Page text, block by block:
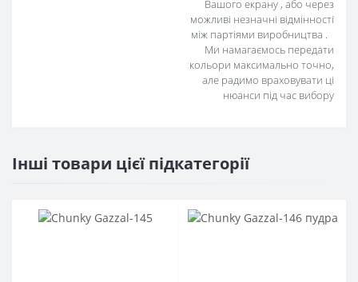
Вашого екрану , або через
можливі незначні відмінності
між партіями виробництва .
Ми намагаємось передати
кольори максимально точно,
але радимо враховувати ці
нюанси під час вибору
Інші товари цієї підкатегорії